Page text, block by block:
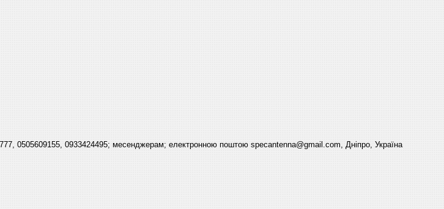
0505609155, 0933424495; месенджерам; електронною поштою specantenna@gmail.com, Дніпро, Україна